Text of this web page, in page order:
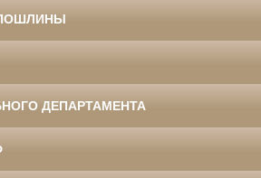
ДЕПАРТАМЕНТА